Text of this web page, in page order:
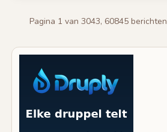
Pagina 1 van 3043, 60845 berichten